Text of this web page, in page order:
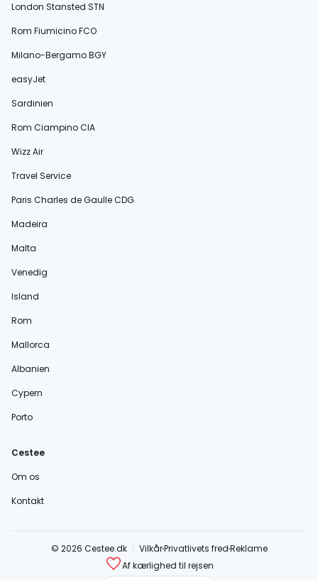
London Stansted STN
Rom Fiumicino FCO
Milano-Bergamo BGY
easyJet
Sardinien
Rom Ciampino CIA
Wizz Air
Travel Service
Paris Charles de Gaulle CDG
Madeira
Malta
Venedig
Island
Rom
Mallorca
Albanien
Cypern
Porto
Cestee
Om os
Kontakt
© 2026 Cestee.dk VilkårPrivatlivets fredReklame
Af kærlighed til rejsen
cestee.com